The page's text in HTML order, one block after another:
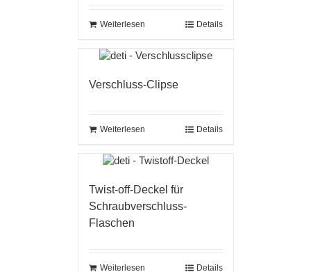
Weiterlesen Details
Verschluss-Clipse
Weiterlesen Details
Twist-off-Deckel für
Schraubverschluss-
Flaschen
Weiterlesen Details